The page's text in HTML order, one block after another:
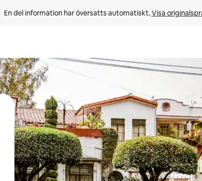
En del information har översatts automatiskt. Visa